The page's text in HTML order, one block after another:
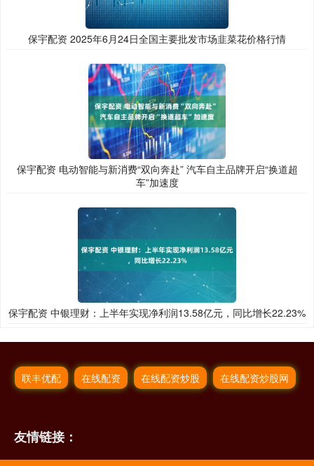
保宇配资 2025年6月24日全国主要批发市场韭菜花价格行情
保宇配资 电动智能与新消费“双向奔赴” 汽车自主品牌开启“换道超
车”加速度
保宇配资 中银理财：上半年实现净利润13.58亿元，同比增长22.23%
联丰优配 在线配资 在线配资炒股 在线配资炒股网
友情链接：